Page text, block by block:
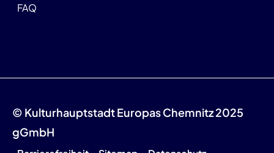
FAQ
© Kulturhauptstadt Europas Chemnitz 2025
gGmbH